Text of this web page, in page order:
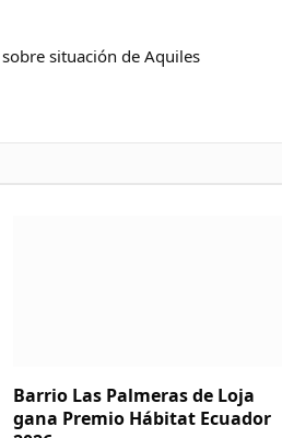
situación de Aquiles
Barrio Las Palmeras de Loja
gana Premio Hábitat Ecuador